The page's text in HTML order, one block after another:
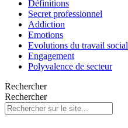
Définitions
Secret professionnel
Addiction
Emotions
Evolutions du travail social
Engagement
Polyvalence de secteur
Rechercher
Rechercher